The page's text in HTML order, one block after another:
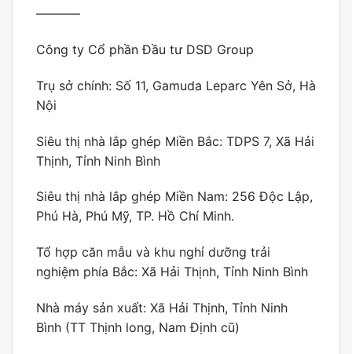
———–
Công ty Cổ phần Đầu tư DSD Group
Trụ sở chính: Số 11, Gamuda Leparc Yên Sở, Hà
Nội
Siêu thị nhà lắp ghép Miền Bắc: TDPS 7, Xã Hải
Thịnh, Tỉnh Ninh Bình
Siêu thị nhà lắp ghép Miền Nam: 256 Độc Lập,
Phú Hà, Phú Mỹ, TP. Hồ Chí Minh.
Tổ hợp căn mẫu và khu nghỉ dưỡng trải
nghiệm phía Bắc: Xã Hải Thịnh, Tỉnh Ninh Bình
Nhà máy sản xuất: Xã Hải Thịnh, Tỉnh Ninh
Bình (TT Thịnh long, Nam Định cũ)